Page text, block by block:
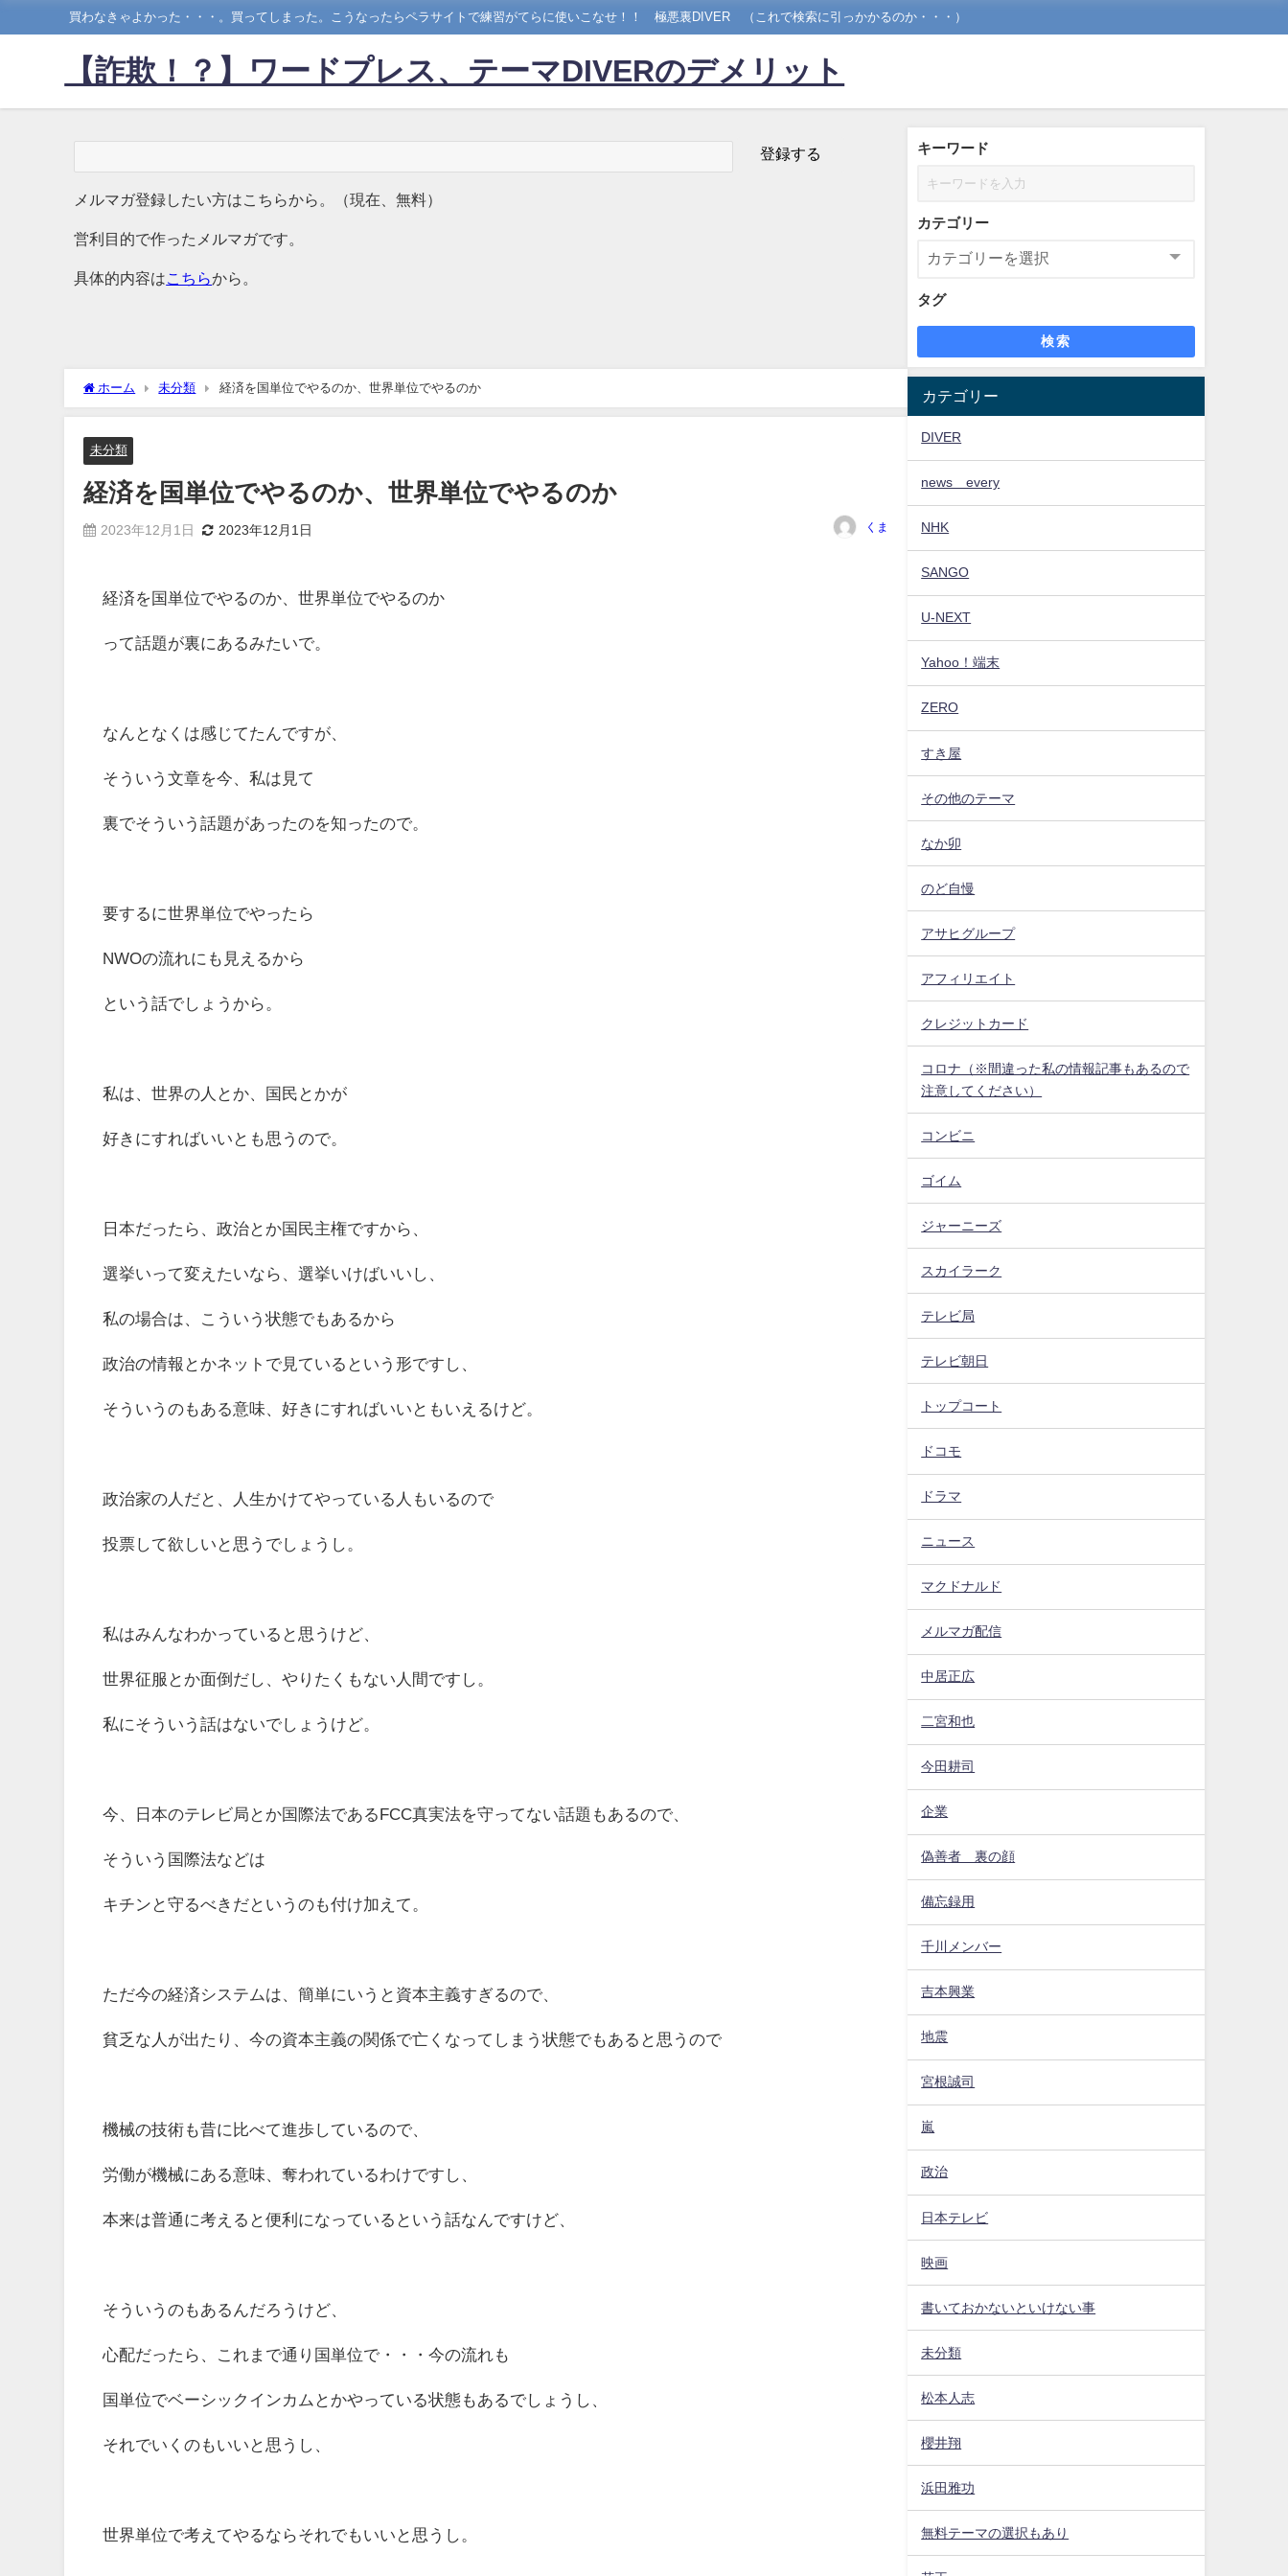
買わなきゃよかった・・・。買ってしまった。こうなったらペラサイトで練習がてらに使いこなせ！！ 極悪裏DIVER （これで検索に引っかかるのか・・・）
【詐欺！？】ワードプレス、テーマDIVERのデメリット
メルマガ登録したい方はこちらから。（現在、無料）
営利目的で作ったメルマガです。
具体的内容は こちらから。
ホーム 未分類 経済を国単位でやるのか、世界単位でやるのか
未分類
経済を国単位でやるのか、世界単位でやるのか
2023年12月1日 2023年12月1日 くま
経済を国単位でやるのか、世界単位でやるのか
って話題が裏にあるみたいで。
なんとなくは感じてたんですが、
そういう文章を今、私は見て
裏でそういう話題があったのを知ったので。
要するに世界単位でやったら
NWOの流れにも見えるから
という話でしょうから。
私は、世界の人とか、国民とかが
好きにすればいいとも思うので。
日本だったら、政治とか国民主権ですから、
選挙いって変えたいなら、選挙いけばいいし、
私の場合は、こういう状態でもあるから
政治の情報とかネットで見ているという形ですし、
そういうのもある意味、好きにすればいいともいえるけど。
政治家の人だと、人生かけてやっている人もいるので
投票して欲しいと思うでしょうし。
私はみんなわかっていると思うけど、
世界征服とか面倒だし、やりたくもない人間ですし。
私にそういう話はないでしょうけど。
今、日本のテレビ局とか国際法であるFCC真実法を守ってない話題もあるので、
そういう国際法などは
キチンと守るべきだというのも付け加えて。
ただ今の経済システムは、簡単にいうと資本主義すぎるので、
貧乏な人が出たり、今の資本主義の関係で亡くなってしまう状態でもあると思うので
機械の技術も昔に比べて進歩しているので、
労働が機械にある意味、奪われているわけですし、
本来は普通に考えると便利になっているという話なんですけど、
そういうのもあるんだろうけど、
心配だったら、これまで通り国単位で・・・今の流れも
国単位でベーシックインカムとかやっている状態もあるでしょうし、
それでいくのもいいと思うし、
世界単位で考えてやるならそれでもいいと思うし。
キーワード
カテゴリー
タグ
検索
カテゴリー
DIVER
news every
NHK
SANGO
U-NEXT
Yahoo！端末
ZERO
すき屋
その他のテーマ
なか卯
のど自慢
アサヒグループ
アフィリエイト
クレジットカード
コロナ（※間違った私の情報記事もあるので
注意してください）
コンビニ
ゴイム
ジャーニーズ
スカイラーク
テレビ局
テレビ朝日
トップコート
ドコモ
ドラマ
ニュース
マクドナルド
メルマガ配信
中居正広
二宮和也
今田耕司
企業
偽善者 裏の顔
備忘録用
千川メンバー
吉本興業
地震
宮根誠司
嵐
政治
日本テレビ
映画
書いておかないといけない事
未分類
松本人志
櫻井翔
浜田雅功
無料テーマの選択もあり